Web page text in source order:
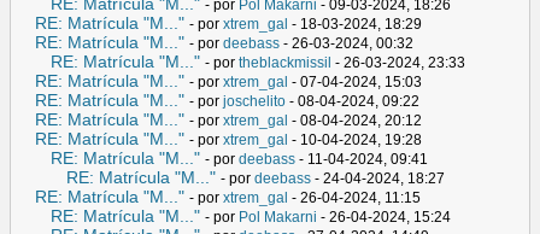
- por Pol Makarni - 09-03-2024, 18:26
RE: Matrícula "M..." - por xtrem_gal - 18-03-2024, 18:29
RE: Matrícula "M..." - por deebass - 26-03-2024, 00:32
RE: Matrícula "M..." - por theblackmissil - 26-03-2024, 23:33
RE: Matrícula "M..." - por xtrem_gal - 07-04-2024, 15:03
RE: Matrícula "M..." - por joschelito - 08-04-2024, 09:22
RE: Matrícula "M..." - por xtrem_gal - 08-04-2024, 20:12
RE: Matrícula "M..." - por xtrem_gal - 10-04-2024, 19:28
RE: Matrícula "M..." - por deebass - 11-04-2024, 09:41
RE: Matrícula "M..." - por deebass - 24-04-2024, 18:27
RE: Matrícula "M..." - por xtrem_gal - 26-04-2024, 11:15
RE: Matrícula "M..." - por Pol Makarni - 26-04-2024, 15:24